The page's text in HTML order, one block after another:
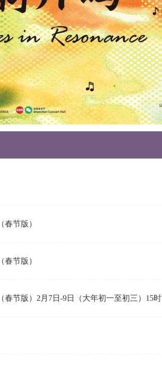
节版）
节版）
节版）2月7日-9日（大年初一至初三）15时